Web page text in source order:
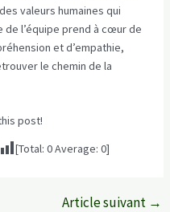
valeurs humaines qui
de l’équipe prend à cœur de
et d’empathie,
le chemin de la
post!
[Total: 0Average: 0]
Article suivant →